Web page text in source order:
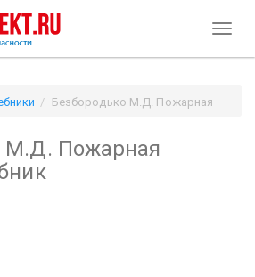
Безбородько М.Д. Пожарная
М.Д. Пожарная